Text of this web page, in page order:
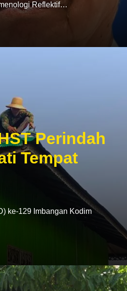
Reflektif…
Perindah
Tempat
ke-129 Imbangan Kodim